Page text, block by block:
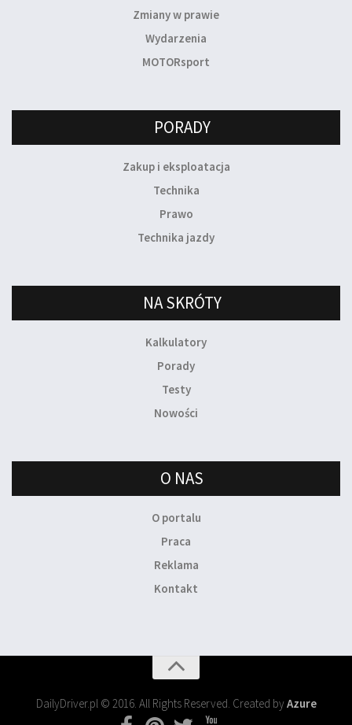
Zmiany w prawie
Wydarzenia
MOTORsport
PORADY
Zakup i eksploatacja
Technika
Prawo
Technika jazdy
NA SKRÓTY
Kalkulatory
Porady
Testy
Nowości
O NAS
O portalu
Praca
Reklama
Kontakt
DailyDriver.pl © 2016. All Rights Reserved. Created byAzure